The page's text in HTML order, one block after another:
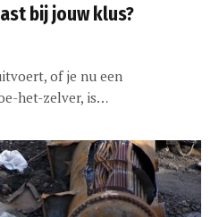
bij jouw klus?
of je nu een
het-zelver, is…